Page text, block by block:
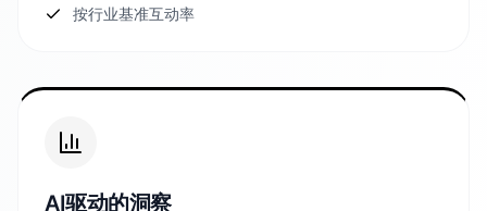
按行业基准互动率
AI驱动的洞察